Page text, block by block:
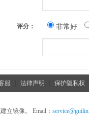
评分： 非常好
服 法律声明 保护隐私权
立镜像。 Email：